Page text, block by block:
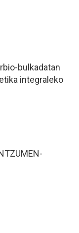
bulkadatan
integraleko